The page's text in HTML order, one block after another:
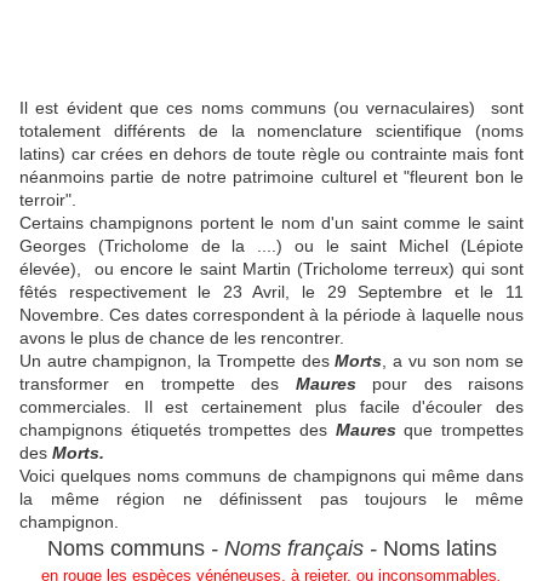
Il est évident que ces noms communs (ou vernaculaires) sont
totalement différents de la nomenclature scientifique (noms
latins) car crées en dehors de toute règle ou contrainte mais font
néanmoins partie de notre patrimoine culturel et "fleurent bon le
terroir".
Certains champignons portent le nom d'un saint comme le saint
Georges (Tricholome de la ....) ou le saint Michel (Lépiote
élevée), ou encore le saint Martin (Tricholome terreux) qui sont
fêtés respectivement le 23 Avril, le 29 Septembre et le 11
Novembre. Ces dates correspondent à la période à laquelle nous
avons le plus de chance de les rencontrer.
Un autre champignon, la Trompette desMorts , a vu son nom se
transformer en trompette des Maures pour des raisons
commerciales. Il est certainement plus facile d'écouler des
champignons étiquetés trompettes des Mauresque trompettes
des Morts.
Voici quelques noms communs de champignons qui même dans
la même région ne définissent pas toujours le même
champignon.
Noms communs - Noms français - Noms latins
en rouge les espèces vénéneuses, à rejeter, ou inconsommables.